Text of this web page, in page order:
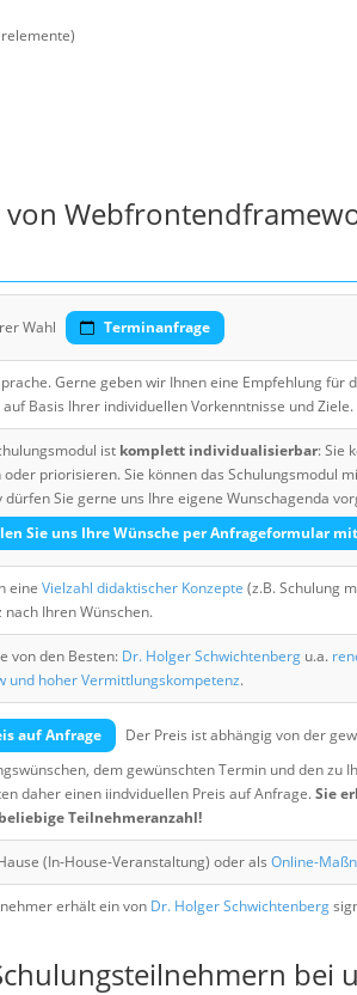
Wahl Terminanfrage
Gerne geben wir Ihnen eine Empfehlung für
Basis Ihrer individuellen Vorkenntnisse und Ziele.
ist komplett individualisierbar: Sie
priorisieren. Sie können das Schulungsmodul
Sie gerne uns Ihre eigene Wunschagenda
Sie uns Ihre Wünsche per Anfrageformular mit
eine Vielzahl didaktischer Konzepte (z.B. Schulung
nach Ihren Wünschen.
von den Besten: Dr. Holger Schwichtenberg u.a.
und hoher Vermittlungskompetenz.
auf Anfrage
Der Preis ist abhängig von der
dem gewünschten Termin und den zu
daher einen iindviduellen Preis auf Anfrage.Sie
Teilnehmeranzahl!
(In-House-Veranstaltung) oder als Online-
erhält ein von Dr. Holger Schwichtenberg
bei